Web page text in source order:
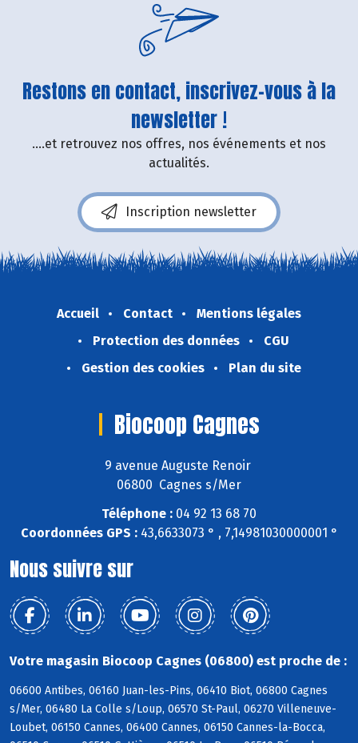
Restons en contact, inscrivez-vous à la
newsletter !
....et retrouvez nos offres, nos événements et nos
actualités.
Inscription newsletter
Accueil Contact
Mentions légales
Protection des données
CGU
Gestion des cookies
Plan du site
Biocoop Cagnes
9 avenue Auguste Renoir
06800 Cagnes s/Mer
Téléphone : 04 92 13 68 70
Coordonnées GPS :43,6633073 ° , 7,14981030000001 °
Nous suivre sur
Votre magasin Biocoop Cagnes (06800) est proche de :
06600 Antibes, 06160 Juan-les-Pins, 06410 Biot, 06800 Cagnes
s/Mer, 06480 La Colle s/Loup, 06570 St-Paul, 06270 Villeneuve-
Loubet, 06150 Cannes, 06400 Cannes, 06150 Cannes-la-Bocca,